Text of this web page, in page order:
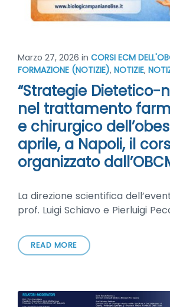
Marzo 27, 2026 in CORSI ECM
FORMAZIONE (NOTIZIE), NOTIZIE,
“Strategie Dietetico-
nel trattamento
e chirurgico
aprile, a Napoli, il
organizzato
La direzione scientifica
prof. Luigi Schiavo e Pierluigi
READ MORE